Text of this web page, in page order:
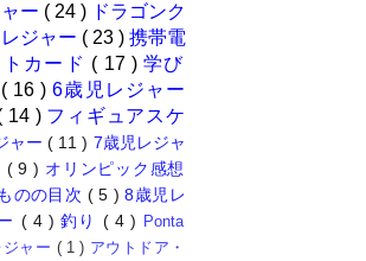
ー ( 24 ) ドラゴンク
ジャー ( 23 ) 携帯電
カード ( 17 )学び
( 16 )6歳児レジャー
14 ) フィギュアスケ
ャー( 11 ) 7歳児レジャ
( 9 ) オリンピック感想
のの目次 ( 5 )8歳児レ
( 4 )釣り ( 4 ) Ponta
ャー ( 1 ) アウトドア・